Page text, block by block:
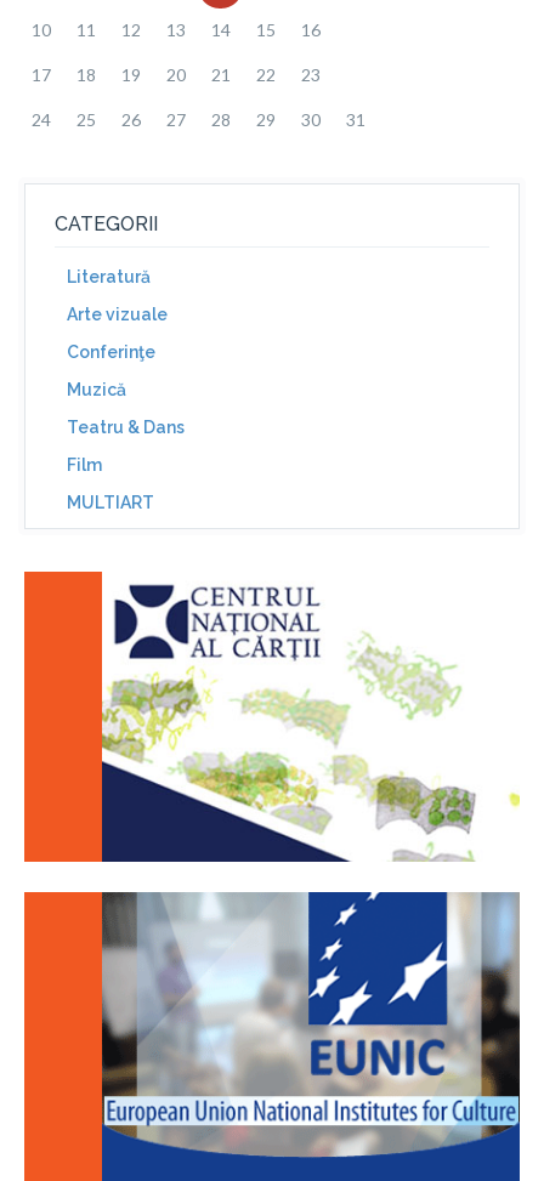
10 11 12 13 14 15 16
17 18 19 20 21 22 23
24 25 26 27 28 29 30 31
CATEGORII
Literatură
Arte vizuale
Conferinţe
Muzică
Teatru & Dans
Film
MULTIART